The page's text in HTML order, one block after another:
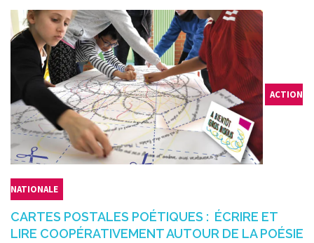
ACTION
NATIONALE
CARTES POSTALES POÉTIQUES : ÉCRIRE ET
LIRE COOPÉRATIVEMENT AUTOUR DE LA POÉSIE